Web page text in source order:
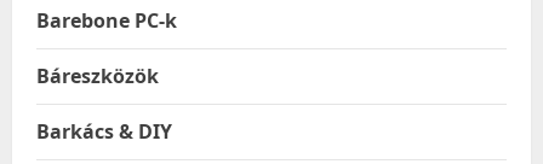
Barebone PC-k
Báreszközök
Barkács & DIY